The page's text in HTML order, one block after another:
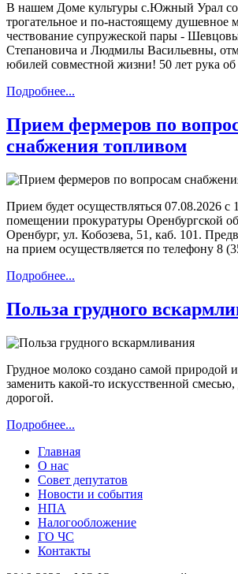
В нашем Доме культуры с.Южный Урал
трогательное и по-настоящему душевное
чествование супружеской пары -
Степановича и Людмилы Васильевны,
юбилей совместной жизни! 50 лет рука об
Подробнее...
Прием фермеров по
снабжения топливом
Прием будет осуществляться 07.08.2026 с
помещении прокуратуры Оренбургской
Оренбург, ул. Кобозева, 51, каб. 101.
на прием осуществляется по телефону 8
Подробнее...
Польза грудного
Грудное молоко создано самой природой
заменить какой-то искусственной
дорогой.
Подробнее...
Главная
О нас
Совет депутатов
Новости и события
НПА
Налогообложение
ГО ЧС
Контакты